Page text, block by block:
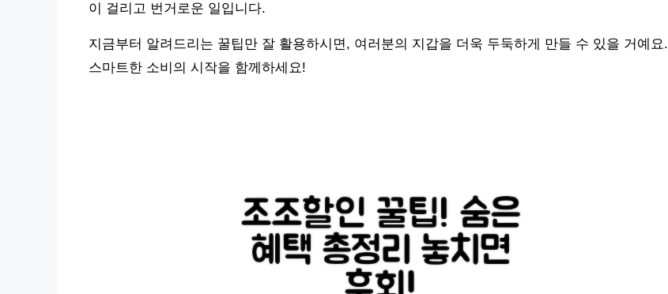
이 걸리고 번거로운 일입니다.
지금부터 알려드리는 꿀팁만 잘 활용하시면, 여러분의 지갑을 더욱 두둑하게 만들 수 있을 거예요.
스마트한 소비의 시작을 함께하세요!